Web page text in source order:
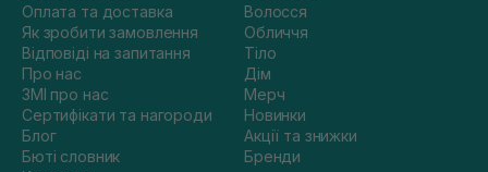
Оплата та доставка
Як зробити замовлення
Відповіді на запитання
Про нас
ЗМІ про нас
Сертифікати та нагороди
Блог
Бюті словник
Волосся
Обличчя
Тіло
Дім
Мерч
Новинки
Акції та знижки
Бренди